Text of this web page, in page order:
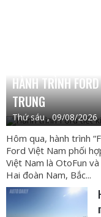
HÀNH TRÌNH
TRUNG
Thứ sáu , 09/08/2026
Hôm qua, hành trình
Ford Việt Nam phối
Việt Nam là OtoFun
Hai đoàn Nam, Bắc...